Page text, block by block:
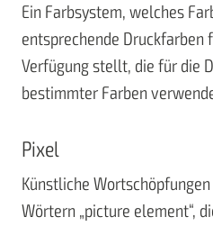
Ein Farbsystem, welches
entsprechende Druckfarben
Verfügung stellt, die für die
bestimmter Farben
Pixel
Künstliche
Wörtern „picture element“,